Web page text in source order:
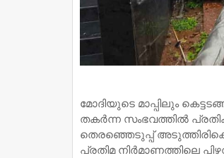
മോദിയുടെ മാപ്പിലും
തകര്‍ന്ന സംഭവത്തില്‍
തെരഞ്ഞെടുപ്പ്
പ്രതിമ നിര്‍മാണത്തിലെ